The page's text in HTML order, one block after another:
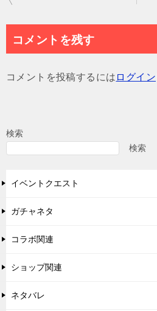
ビ
ョ
コメントを残す
コメントを投稿するには ログイン
検索
検索
イベントクエスト
ガチャネタ
コラボ関連
ショップ関連
ネタバレ